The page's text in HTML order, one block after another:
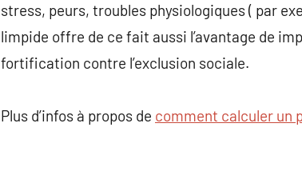
stress, peurs, troubles physiologiques ( par
limpide offre de ce fait aussi l’avantage de
fortification contre l’exclusion sociale.
Plus d’infos à propos de comment calculer un